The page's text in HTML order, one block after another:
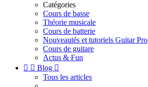
Catégories
Cours de basse
Théorie musicale
Cours de batterie
Nouveautés et tutoriels Guitar Pro
Cours de guitare
Actus & Fun
  Blog 
Tous les articles